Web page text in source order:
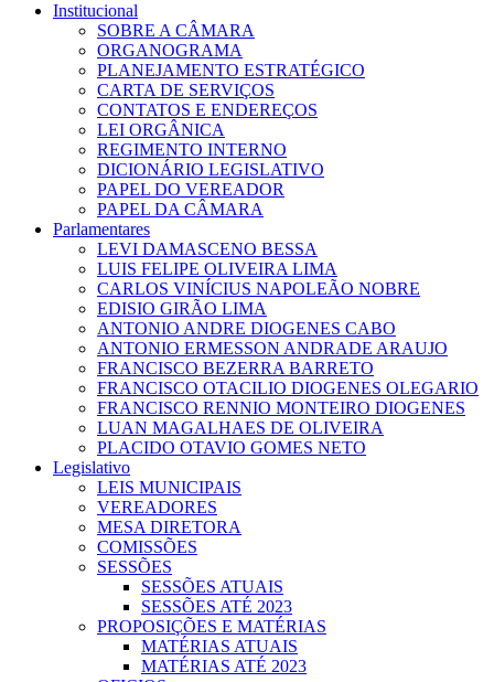
Institucional
SOBRE A CÂMARA
ORGANOGRAMA
PLANEJAMENTO ESTRATÉGICO
CARTA DE SERVIÇOS
CONTATOS E ENDEREÇOS
LEI ORGÂNICA
REGIMENTO INTERNO
DICIONÁRIO LEGISLATIVO
PAPEL DO VEREADOR
PAPEL DA CÂMARA
Parlamentares
LEVI DAMASCENO BESSA
LUIS FELIPE OLIVEIRA LIMA
CARLOS VINÍCIUS NAPOLEÃO NOBRE
EDISIO GIRÃO LIMA
ANTONIO ANDRE DIOGENES CABO
ANTONIO ERMESSON ANDRADE ARAUJO
FRANCISCO BEZERRA BARRETO
FRANCISCO OTACILIO DIOGENES OLEGARIO
FRANCISCO RENNIO MONTEIRO DIOGENES
LUAN MAGALHAES DE OLIVEIRA
PLACIDO OTAVIO GOMES NETO
Legislativo
LEIS MUNICIPAIS
VEREADORES
MESA DIRETORA
COMISSÕES
SESSÕES
SESSÕES ATUAIS
SESSÕES ATÉ 2023
PROPOSIÇÕES E MATÉRIAS
MATÉRIAS ATUAIS
MATÉRIAS ATÉ 2023